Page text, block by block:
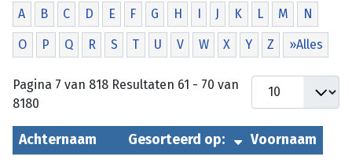
A B C D E F G H I J K L M N
O P Q R S T U V W X Y Z »Alles
Pagina 7 van 818 Resultaten 61 - 70 van
8180
Achternaam Gesorteerd op: Voornaam